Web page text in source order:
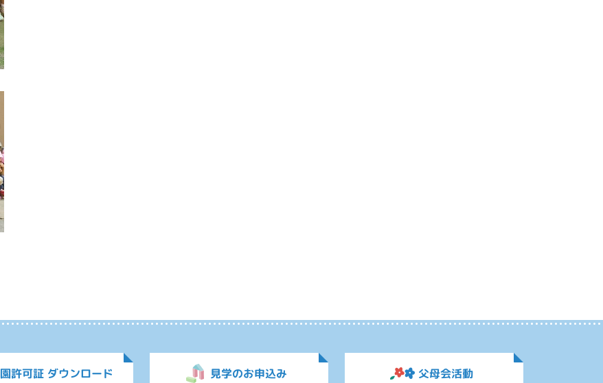
許可証 ダウンロード 見学のお申込み 父母会活動